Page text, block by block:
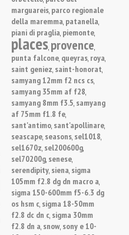
marguareis, parco regionale
della maremma, patanella,
piani di praglia, piemonte,
places, provence,
punta falcone, queyras, roya,
saint geniez, saint-honorat,
samyang 12mm f2 ncs cs,
samyang 35mm af f28,
samyang 8mm f3.5, samyang
af 75mm f1.8 fe,
sant'antimo, sant'apollinare,
seascape, seasons, sel1018,
sel1670z, sel200600g,
sel70200g, senese,
serendipity, siena, sigma
105mm f2.8 dg dn macro a,
sigma 150-600mm f5-6.3 dg
os hsm c, sigma 18-50mm
f2.8 dc dn c, sigma 30mm
f2.8 dn a, snow, sony e 10-